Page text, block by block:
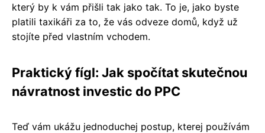
který by k vám přišli tak jako tak. To je, jako byste
platili taxikáři za to, že vás odveze domů, když už
stojíte před vlastním vchodem.
Praktický fígl: Jak spočítat skutečnou
návratnost investic do PPC
Teď vám ukážu jednoduchej postup, kterej používám